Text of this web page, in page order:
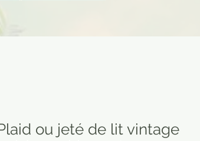
ou jeté de lit vintage